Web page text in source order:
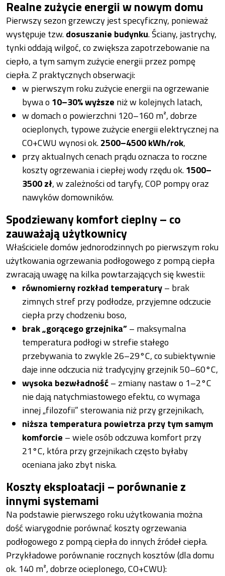
Realne zużycie energii w nowym domu
Pierwszy sezon grzewczy jest specyficzny, ponieważ
występuje tzw.dosuszanie budynku. Ściany, jastrychy,
tynki oddają wilgoć, co zwiększa zapotrzebowanie na
ciepło, a tym samym zużycie energii przez pompę
ciepła. Z praktycznych obserwacji:
w pierwszym roku zużycie energii na ogrzewanie
bywa o 10–30% wyższe niż w kolejnych latach,
w domach o powierzchni 120–160 m², dobrze
ocieplonych, typowe zużycie energii elektrycznej na
CO+CWU wynosi ok.2500–4500 kWh/rok,
przy aktualnych cenach prądu oznacza to roczne
koszty ogrzewania i ciepłej wody rzędu ok.1500–
3500 zł, w zależności od taryfy, COP pompy oraz
nawyków domowników.
Spodziewany komfort cieplny – co
zauważają użytkownicy
Właściciele domów jednorodzinnych po pierwszym roku
użytkowania ogrzewania podłogowego z pompą ciepła
zwracają uwagę na kilka powtarzających się kwestii:
równomierny rozkład temperatury– brak
zimnych stref przy podłodze, przyjemne odczucie
ciepła przy chodzeniu boso,
brak „gorącego grzejnika”– maksymalna
temperatura podłogi w strefie stałego
przebywania to zwykle 26–29°C, co subiektywnie
daje inne odczucia niż tradycyjny grzejnik 50–60°C,
wysoka bezwładność– zmiany nastaw o 1–2°C
nie dają natychmiastowego efektu, co wymaga
innej „filozofii” sterowania niż przy grzejnikach,
niższa temperatura powietrza przy tym samym
komforcie – wiele osób odczuwa komfort przy
21°C, która przy grzejnikach często byłaby
oceniana jako zbyt niska.
Koszty eksploatacji – porównanie z
innymi systemami
Na podstawie pierwszego roku użytkowania można
dość wiarygodnie porównać koszty ogrzewania
podłogowego z pompą ciepła do innych źródeł ciepła.
Przykładowe porównanie rocznych kosztów (dla domu
ok. 140 m², dobrze ocieplonego, CO+CWU):